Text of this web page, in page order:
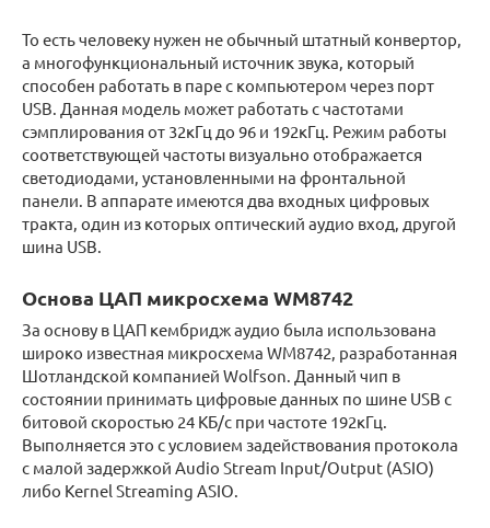
То есть человеку нужен не обычный штатный конвертор,
а многофункциональный источник звука, который
способен работать в паре с компьютером через порт
USB. Данная модель может работать с частотами
сэмплирования от 32кГц до 96 и 192кГц. Режим работы
соответствующей частоты визуально отображается
светодиодами, установленными на фронтальной
панели. В аппарате имеются два входных цифровых
тракта, один из которых оптический аудио вход, другой
шина USB.
Основа ЦАП микросхема WM8742
За основу в ЦАП кембридж аудио была использована
широко известная микросхема WM8742, разработанная
Шотландской компанией Wolfson. Данный чип в
состоянии принимать цифровые данных по шине USB с
битовой скоростью 24 КБ/с при частоте 192кГц.
Выполняется это с условием задействования протокола
с малой задержкой Audio Stream Input/Output (ASIO)
либо Kernel Streaming ASIO.